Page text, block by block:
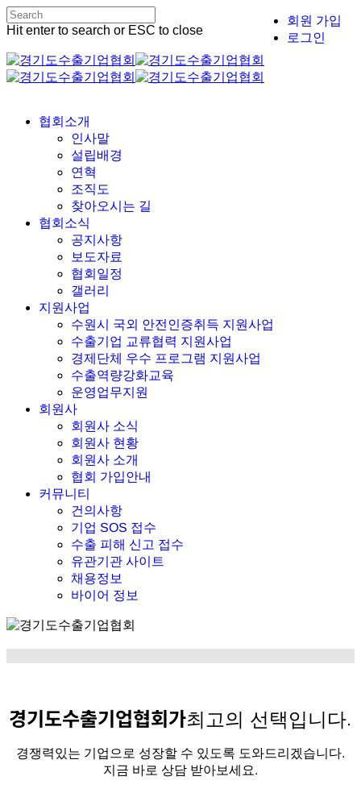
Skip
to
content
Hit enter to search or ESC to close
Search
협회소개
인사말
설립배경
연혁
조직도
찾아오시는 길
협회소식
공지사항
보도자료
협회일정
갤러리
지원사업
수원시 국외 안전인증취득 지원사업
수출기업 교류협력 지원사업
경제단체 우수 프로그램 지원사업
수출역량강화교육
운영업무지원
회원사
회원사 소식
회원사 현황
회원사 소개
협회 가입안내
커뮤니티
건의사항
기업 SOS 접수
수출 피해 신고 접수
유관기관 사이트
채용정보
바이어 정보
회원 가입
로그인
경기도수출기업협회가최고의 선택입니다.
경쟁력있는 기업으로 성장할 수 있도록 도와드리겠습니다.
지금 바로 상담 받아보세요.